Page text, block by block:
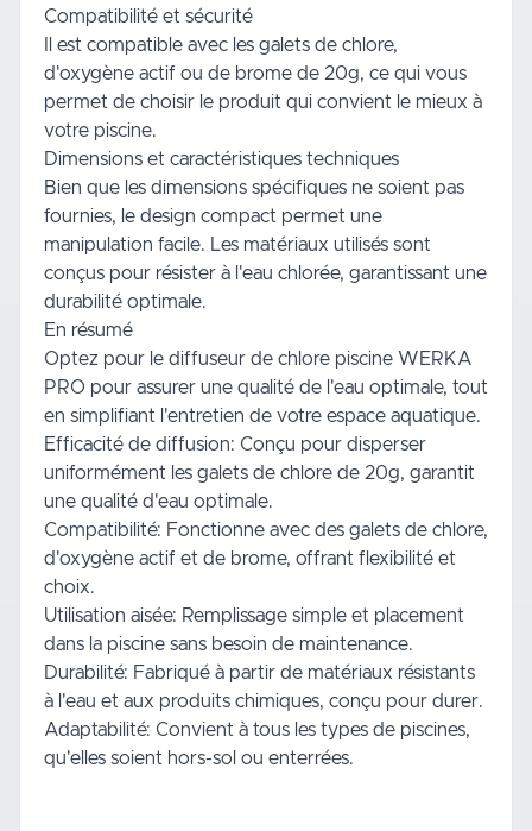
Compatibilité et sécurité
Il est compatible avec les galets de chlore,
d'oxygène actif ou de brome de 20g, ce qui vous
permet de choisir le produit qui convient le mieux à
votre piscine.
Dimensions et caractéristiques techniques
Bien que les dimensions spécifiques ne soient pas
fournies, le design compact permet une
manipulation facile. Les matériaux utilisés sont
conçus pour résister à l'eau chlorée, garantissant une
durabilité optimale.
En résumé
Optez pour le diffuseur de chlore piscine WERKA
PRO pour assurer une qualité de l'eau optimale, tout
en simplifiant l'entretien de votre espace aquatique.
Efficacité de diffusion: Conçu pour disperser
uniformément les galets de chlore de 20g, garantit
une qualité d'eau optimale.
Compatibilité: Fonctionne avec des galets de chlore,
d'oxygène actif et de brome, offrant flexibilité et
choix.
Utilisation aisée: Remplissage simple et placement
dans la piscine sans besoin de maintenance.
Durabilité: Fabriqué à partir de matériaux résistants
à l'eau et aux produits chimiques, conçu pour durer.
Adaptabilité: Convient à tous les types de piscines,
qu'elles soient hors-sol ou enterrées.